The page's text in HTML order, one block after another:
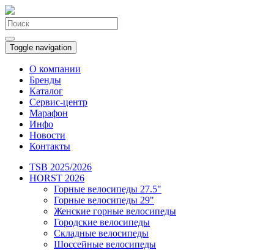
Toggle navigation
О компании
Бренды
Каталог
Сервис-центр
Марафон
Инфо
Новости
Контакты
TSB 2025/2026
HORST 2026
Горные велосипеды 27.5"
Горные велосипеды 29"
Женские горные велосипеды
Городские велосипеды
Складные велосипеды
Шоссейные велосипеды